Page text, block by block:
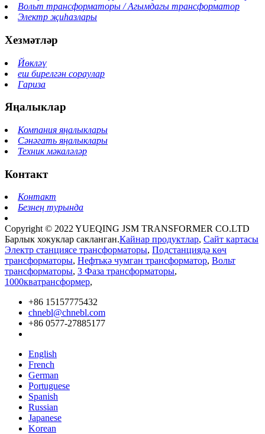
Вольт трансформаторы / Агымдагы трансформатор
Электр җиһазлары
Хезмәтләр
Йөкләү
еш бирелгән сораулар
Гариза
Яңалыклар
Компания яңалыклары
Сәнәгать яңалыклары
Техник мәкаләләр
Контакт
Контакт
Безнең турында
Copyright © 2022 YUEQING JSM TRANSFORMER CO.LTD
Барлык хокуклар сакланган.Кайнар продуктлар, Сайт картасы
Электр станциясе трансформаторы, Подстанциядә көч
трансформаторы, Нефтькә чумган трансформатор, Вольт
трансформаторы, 3 Фаза трансформаторы,
1000кватрансформер,
+86 15157775432
chnebl@chnebl.com
+86 0577-27885177
English
French
German
Portuguese
Spanish
Russian
Japanese
Korean